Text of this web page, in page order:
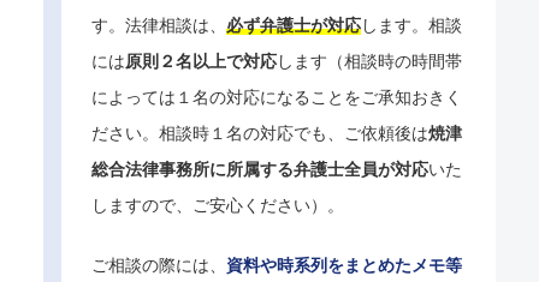
す。法律相談は、 必ず弁護士が対応します。相談
には原則２名以上で対応します（相談時の時間帯
によっては１名の対応になることをご承知おきく
ださい。相談時１名の対応でも、ご依頼後は焼津
総合法律事務所に所属する弁護士全員が対応いた
しますので、ご安心ください）。
ご相談の際には、 資料や時系列をまとめたメモ等